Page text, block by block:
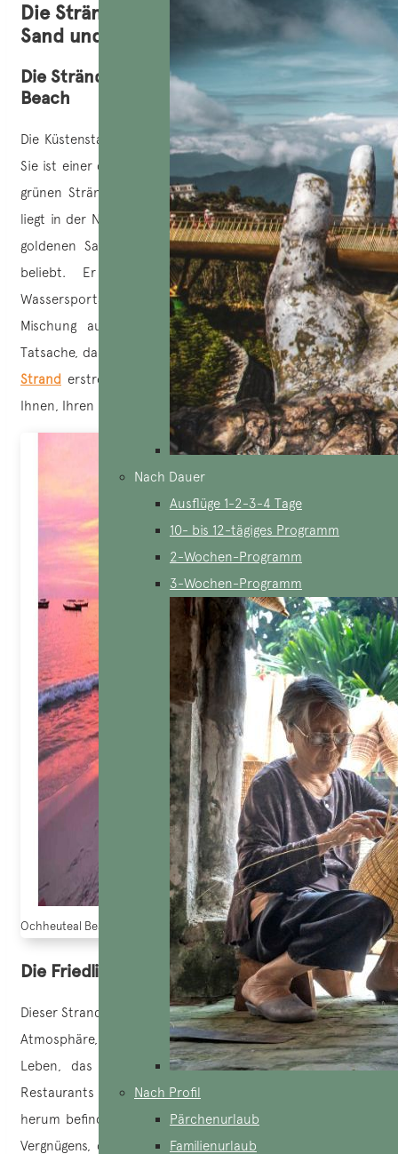
Nach Dauer
Ausflüge 1-2-3-4 Tage
10- bis 12-tägiges Programm
2-Wochen-Programm
3-Wochen-Programm
Nach Profil
Pärchenurlaub
Familienurlaub
Die Strände in Kambodscha: Feiner
Sand und smaragdgrünes Meer
Die Strände von Sihanoukville: Ochheuteal
Beach
Die Küstenstadt liegt im Südwesten am Golf von Thailand.
Sie ist einer der wichtigsten Badeorte, der für seine vielen
grünen Strände bekannt ist. Der Strand von Ochheuteal
liegt in der Nähe des Stadtzentrums und ist wegen seines
goldenen Sandes und des türkisfarbenen Wassers sehr
beliebt. Er ist ideal zum Schwimmen und für
Wassersportaktivitäten. An diesem Strand findet man eine
Mischung aus Einheimischen und Touristen, aber die
Tatsache, dass er berühmt ist, wird kein Problem sein. Der
Strand erstreckt sich über eine gute Strecke. Es liegt an
Ihnen, Ihren Platz zu finden?
Ochheuteal Beach ( pinterest.com)
Die Friedliche: Serendipity Beach
Dieser Strand in Kambodschaist bekannt für seine lebhafte
Atmosphäre, die bis zum Sonnenuntergang anhält. Das
Leben, das sich hier abspielt, kommt von den Bars,
Restaurants und Hotels, die sich am oder um den Strand
herum befinden. Es ist ein Ort der Entspannung und des
Vergnügens, der direkt nebeneinander liegt. Außerdem ist